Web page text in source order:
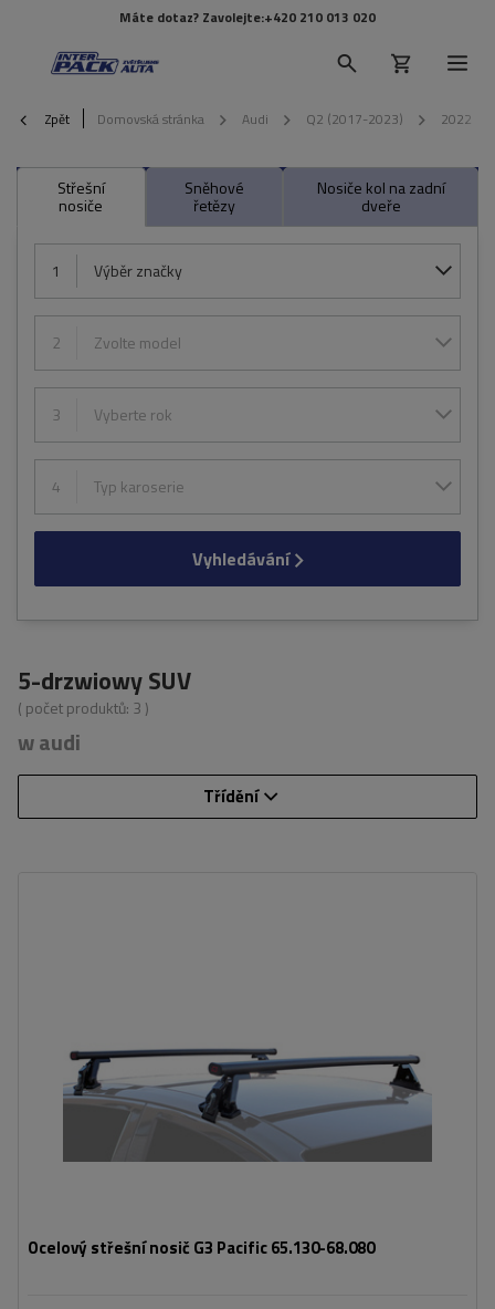
Máte dotaz? Zavolejte:+420 210 013 020
Zpět Domovská stránka Audi Q2 (2017-2023) 2022
Střešní
nosiče
Sněhové
řetězy
Nosiče kol na zadní
dveře
1 Výběr značky
2 Zvolte model
3 Vyberte rok
4 Typ karoserie
Vyhledávání
5-drzwiowy SUV
( počet produktů: 3 )
w audi
Třídění
Ocelový střešní nosič G3 Pacific 65.130-68.080